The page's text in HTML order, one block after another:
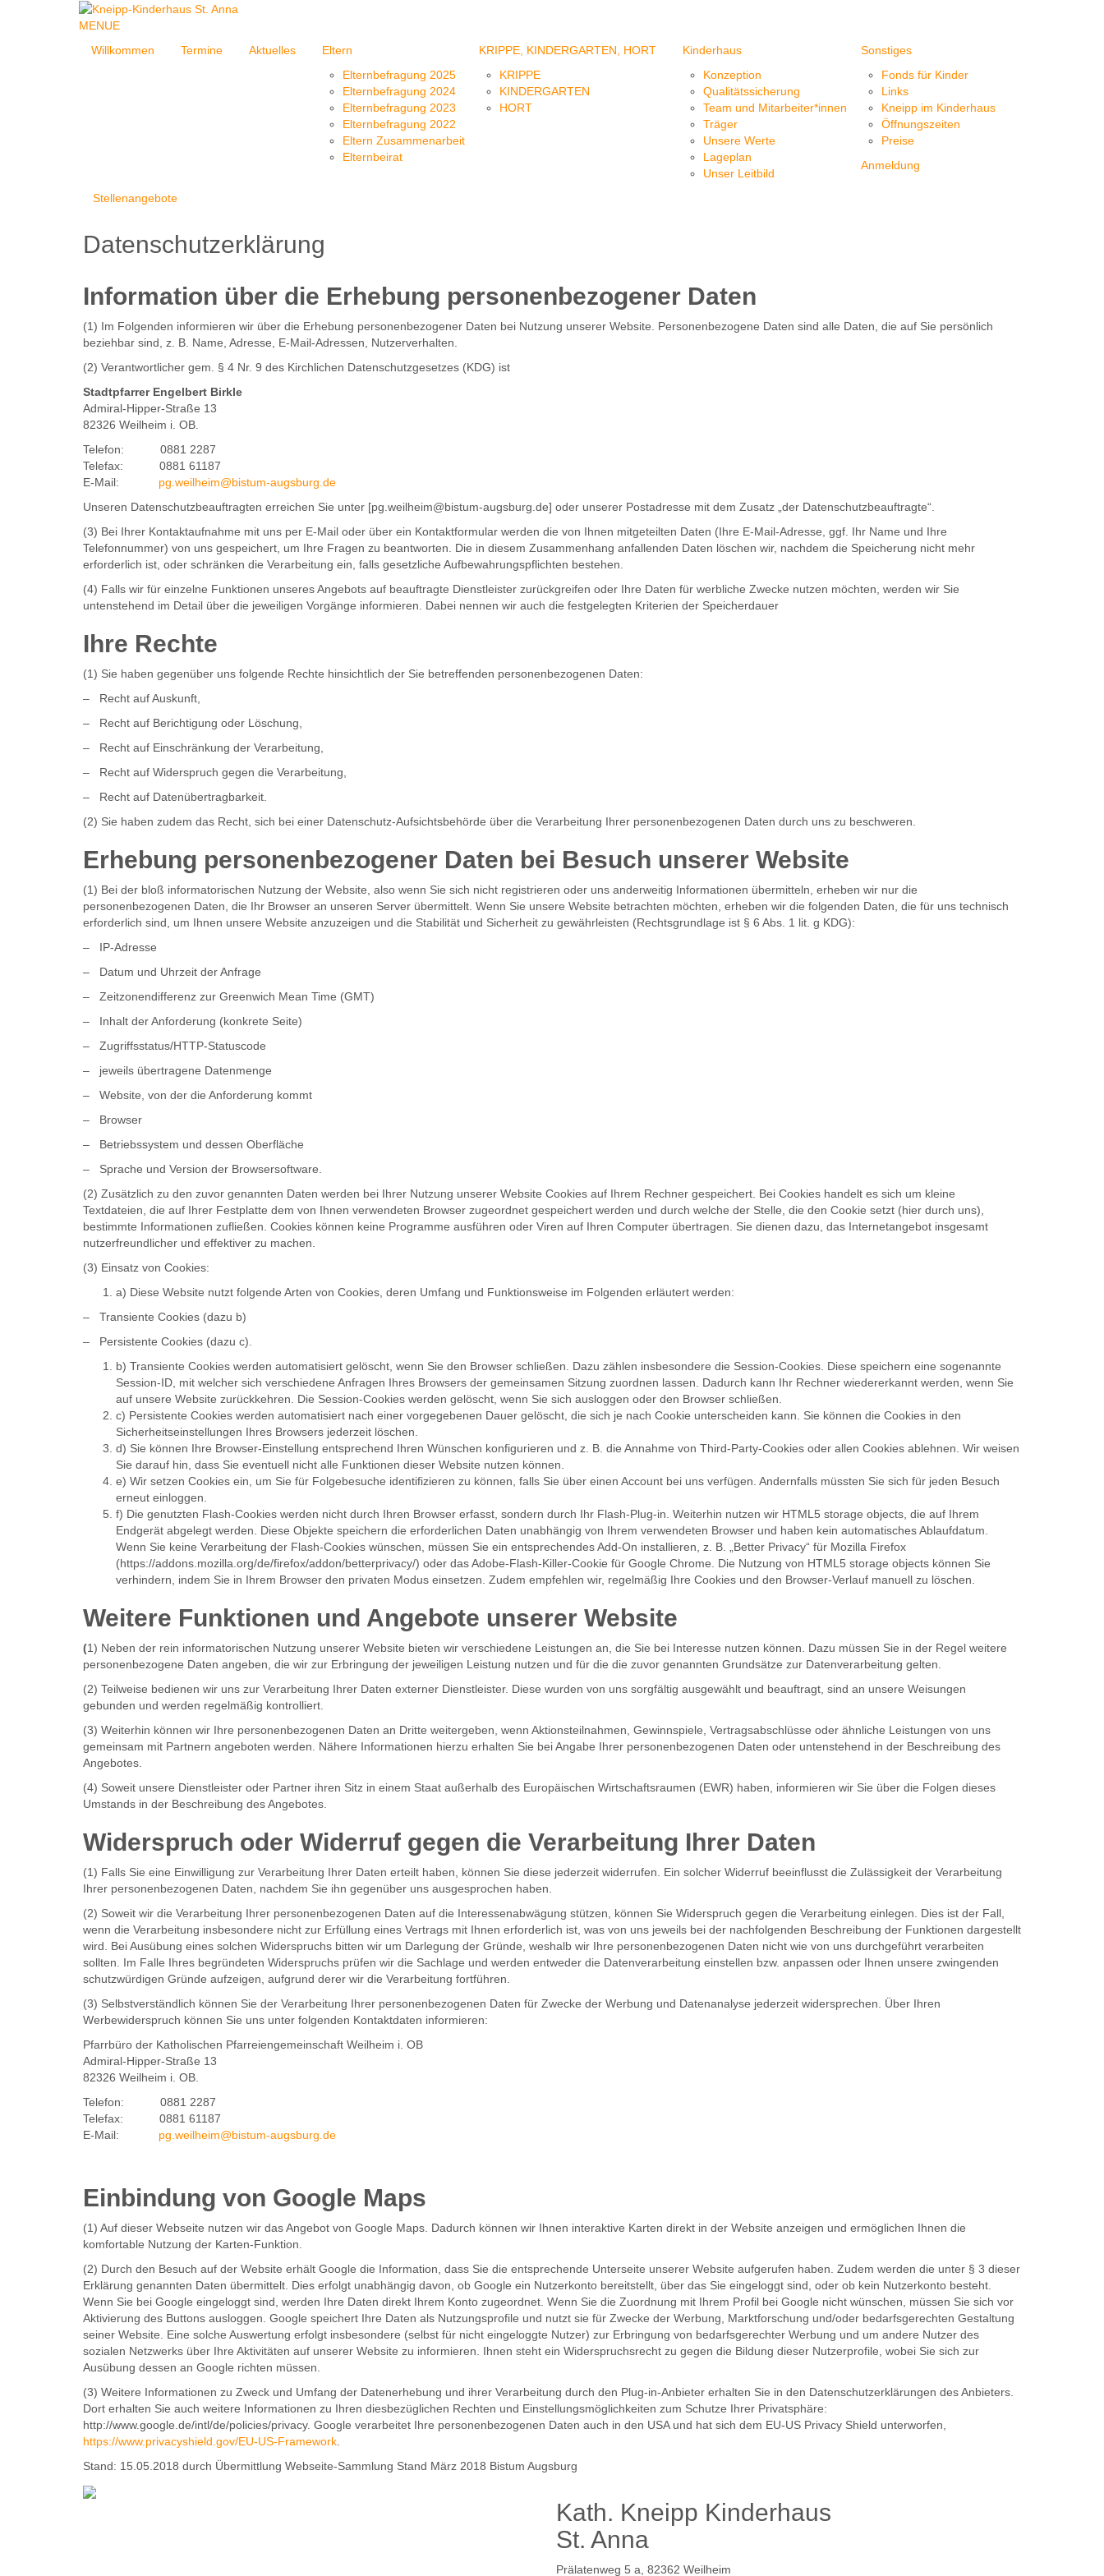
MENUE
Willkommen
Termine Aktuelles
Eltern
Elternbefragung 2025
Elternbefragung 2024
Elternbefragung 2023
Elternbefragung 2022
Eltern Zusammenarbeit
Elternbeirat
KRIPPE, KINDERGARTEN, HORT
KRIPPE
KINDERGARTEN
HORT
Kinderhaus
Konzeption
Qualitätssicherung
Team und Mitarbeiter*innen
Träger
Unsere Werte
Lageplan
Unser Leitbild
Sonstiges
Fonds für Kinder
Links
Kneipp im Kinderhaus
Öffnungszeiten
Preise
Anmeldung
Stellenangebote
Datenschutzerklärung
Information über die Erhebung personenbezogener Daten
(1) Im Folgenden informieren wir über die Erhebung personenbezogener Daten bei Nutzung unserer Website. Personenbezogene Daten sind alle Daten, die auf Sie persönlich
beziehbar sind, z. B. Name, Adresse, E-Mail-Adressen, Nutzerverhalten.
(2) Verantwortlicher gem. § 4 Nr. 9 des Kirchlichen Datenschutzgesetzes (KDG) ist
Stadtpfarrer Engelbert Birkle
Admiral-Hipper-Straße 13
82326 Weilheim i. OB.
Telefon: 0881 2287
Telefax: 0881 61187
E-Mail: pg.weilheim@bistum-augsburg.de
Unseren Datenschutzbeauftragten erreichen Sie unter [pg.weilheim@bistum-augsburg.de] oder unserer Postadresse mit dem Zusatz „der Datenschutzbeauftragte“.
(3) Bei Ihrer Kontaktaufnahme mit uns per E-Mail oder über ein Kontaktformular werden die von Ihnen mitgeteilten Daten (Ihre E-Mail-Adresse, ggf. Ihr Name und Ihre
Telefonnummer) von uns gespeichert, um Ihre Fragen zu beantworten. Die in diesem Zusammenhang anfallenden Daten löschen wir, nachdem die Speicherung nicht mehr
erforderlich ist, oder schränken die Verarbeitung ein, falls gesetzliche Aufbewahrungspflichten bestehen.
(4) Falls wir für einzelne Funktionen unseres Angebots auf beauftragte Dienstleister zurückgreifen oder Ihre Daten für werbliche Zwecke nutzen möchten, werden wir Sie
untenstehend im Detail über die jeweiligen Vorgänge informieren. Dabei nennen wir auch die festgelegten Kriterien der Speicherdauer
Ihre Rechte
(1) Sie haben gegenüber uns folgende Rechte hinsichtlich der Sie betreffenden personenbezogenen Daten:
– Recht auf Auskunft,
– Recht auf Berichtigung oder Löschung,
– Recht auf Einschränkung der Verarbeitung,
– Recht auf Widerspruch gegen die Verarbeitung,
– Recht auf Datenübertragbarkeit.
(2) Sie haben zudem das Recht, sich bei einer Datenschutz-Aufsichtsbehörde über die Verarbeitung Ihrer personenbezogenen Daten durch uns zu beschweren.
Erhebung personenbezogener Daten bei Besuch unserer Website
(1) Bei der bloß informatorischen Nutzung der Website, also wenn Sie sich nicht registrieren oder uns anderweitig Informationen übermitteln, erheben wir nur die
personenbezogenen Daten, die Ihr Browser an unseren Server übermittelt. Wenn Sie unsere Website betrachten möchten, erheben wir die folgenden Daten, die für uns technisch
erforderlich sind, um Ihnen unsere Website anzuzeigen und die Stabilität und Sicherheit zu gewährleisten (Rechtsgrundlage ist § 6 Abs. 1 lit. g KDG):
– IP-Adresse
– Datum und Uhrzeit der Anfrage
– Zeitzonendifferenz zur Greenwich Mean Time (GMT)
– Inhalt der Anforderung (konkrete Seite)
– Zugriffsstatus/HTTP-Statuscode
– jeweils übertragene Datenmenge
– Website, von der die Anforderung kommt
– Browser
– Betriebssystem und dessen Oberfläche
– Sprache und Version der Browsersoftware.
(2) Zusätzlich zu den zuvor genannten Daten werden bei Ihrer Nutzung unserer Website Cookies auf Ihrem Rechner gespeichert. Bei Cookies handelt es sich um kleine
Textdateien, die auf Ihrer Festplatte dem von Ihnen verwendeten Browser zugeordnet gespeichert werden und durch welche der Stelle, die den Cookie setzt (hier durch uns),
bestimmte Informationen zufließen. Cookies können keine Programme ausführen oder Viren auf Ihren Computer übertragen. Sie dienen dazu, das Internetangebot insgesamt
nutzerfreundlicher und effektiver zu machen.
(3) Einsatz von Cookies:
a) Diese Website nutzt folgende Arten von Cookies, deren Umfang und Funktionsweise im Folgenden erläutert werden:
– Transiente Cookies (dazu b)
– Persistente Cookies (dazu c).
b) Transiente Cookies werden automatisiert gelöscht, wenn Sie den Browser schließen. Dazu zählen insbesondere die Session-Cookies. Diese speichern eine sogenannte
Session-ID, mit welcher sich verschiedene Anfragen Ihres Browsers der gemeinsamen Sitzung zuordnen lassen. Dadurch kann Ihr Rechner wiedererkannt werden, wenn Sie
auf unsere Website zurückkehren. Die Session-Cookies werden gelöscht, wenn Sie sich ausloggen oder den Browser schließen.
c) Persistente Cookies werden automatisiert nach einer vorgegebenen Dauer gelöscht, die sich je nach Cookie unterscheiden kann. Sie können die Cookies in den
Sicherheitseinstellungen Ihres Browsers jederzeit löschen.
d) Sie können Ihre Browser-Einstellung entsprechend Ihren Wünschen konfigurieren und z. B. die Annahme von Third-Party-Cookies oder allen Cookies ablehnen. Wir weisen
Sie darauf hin, dass Sie eventuell nicht alle Funktionen dieser Website nutzen können.
e) Wir setzen Cookies ein, um Sie für Folgebesuche identifizieren zu können, falls Sie über einen Account bei uns verfügen. Andernfalls müssten Sie sich für jeden Besuch
erneut einloggen.
f) Die genutzten Flash-Cookies werden nicht durch Ihren Browser erfasst, sondern durch Ihr Flash-Plug-in. Weiterhin nutzen wir HTML5 storage objects, die auf Ihrem
Endgerät abgelegt werden. Diese Objekte speichern die erforderlichen Daten unabhängig von Ihrem verwendeten Browser und haben kein automatisches Ablaufdatum.
Wenn Sie keine Verarbeitung der Flash-Cookies wünschen, müssen Sie ein entsprechendes Add-On installieren, z. B. „Better Privacy“ für Mozilla Firefox
(https://addons.mozilla.org/de/firefox/addon/betterprivacy/) oder das Adobe-Flash-Killer-Cookie für Google Chrome. Die Nutzung von HTML5 storage objects können Sie
verhindern, indem Sie in Ihrem Browser den privaten Modus einsetzen. Zudem empfehlen wir, regelmäßig Ihre Cookies und den Browser-Verlauf manuell zu löschen.
Weitere Funktionen und Angebote unserer Website
(1) Neben der rein informatorischen Nutzung unserer Website bieten wir verschiedene Leistungen an, die Sie bei Interesse nutzen können. Dazu müssen Sie in der Regel weitere
personenbezogene Daten angeben, die wir zur Erbringung der jeweiligen Leistung nutzen und für die die zuvor genannten Grundsätze zur Datenverarbeitung gelten.
(2) Teilweise bedienen wir uns zur Verarbeitung Ihrer Daten externer Dienstleister. Diese wurden von uns sorgfältig ausgewählt und beauftragt, sind an unsere Weisungen
gebunden und werden regelmäßig kontrolliert.
(3) Weiterhin können wir Ihre personenbezogenen Daten an Dritte weitergeben, wenn Aktionsteilnahmen, Gewinnspiele, Vertragsabschlüsse oder ähnliche Leistungen von uns
gemeinsam mit Partnern angeboten werden. Nähere Informationen hierzu erhalten Sie bei Angabe Ihrer personenbezogenen Daten oder untenstehend in der Beschreibung des
Angebotes.
(4) Soweit unsere Dienstleister oder Partner ihren Sitz in einem Staat außerhalb des Europäischen Wirtschaftsraumen (EWR) haben, informieren wir Sie über die Folgen dieses
Umstands in der Beschreibung des Angebotes.
Widerspruch oder Widerruf gegen die Verarbeitung Ihrer Daten
(1) Falls Sie eine Einwilligung zur Verarbeitung Ihrer Daten erteilt haben, können Sie diese jederzeit widerrufen. Ein solcher Widerruf beeinflusst die Zulässigkeit der Verarbeitung
Ihrer personenbezogenen Daten, nachdem Sie ihn gegenüber uns ausgesprochen haben.
(2) Soweit wir die Verarbeitung Ihrer personenbezogenen Daten auf die Interessenabwägung stützen, können Sie Widerspruch gegen die Verarbeitung einlegen. Dies ist der Fall,
wenn die Verarbeitung insbesondere nicht zur Erfüllung eines Vertrags mit Ihnen erforderlich ist, was von uns jeweils bei der nachfolgenden Beschreibung der Funktionen dargestellt
wird. Bei Ausübung eines solchen Widerspruchs bitten wir um Darlegung der Gründe, weshalb wir Ihre personenbezogenen Daten nicht wie von uns durchgeführt verarbeiten
sollten. Im Falle Ihres begründeten Widerspruchs prüfen wir die Sachlage und werden entweder die Datenverarbeitung einstellen bzw. anpassen oder Ihnen unsere zwingenden
schutzwürdigen Gründe aufzeigen, aufgrund derer wir die Verarbeitung fortführen.
(3) Selbstverständlich können Sie der Verarbeitung Ihrer personenbezogenen Daten für Zwecke der Werbung und Datenanalyse jederzeit widersprechen. Über Ihren
Werbewiderspruch können Sie uns unter folgenden Kontaktdaten informieren:
Pfarrbüro der Katholischen Pfarreiengemeinschaft Weilheim i. OB
Admiral-Hipper-Straße 13
82326 Weilheim i. OB.
Telefon: 0881 2287
Telefax: 0881 61187
E-Mail: pg.weilheim@bistum-augsburg.de
Einbindung von Google Maps
(1) Auf dieser Webseite nutzen wir das Angebot von Google Maps. Dadurch können wir Ihnen interaktive Karten direkt in der Website anzeigen und ermöglichen Ihnen die
komfortable Nutzung der Karten-Funktion.
(2) Durch den Besuch auf der Website erhält Google die Information, dass Sie die entsprechende Unterseite unserer Website aufgerufen haben. Zudem werden die unter § 3 dieser
Erklärung genannten Daten übermittelt. Dies erfolgt unabhängig davon, ob Google ein Nutzerkonto bereitstellt, über das Sie eingeloggt sind, oder ob kein Nutzerkonto besteht.
Wenn Sie bei Google eingeloggt sind, werden Ihre Daten direkt Ihrem Konto zugeordnet. Wenn Sie die Zuordnung mit Ihrem Profil bei Google nicht wünschen, müssen Sie sich vor
Aktivierung des Buttons ausloggen. Google speichert Ihre Daten als Nutzungsprofile und nutzt sie für Zwecke der Werbung, Marktforschung und/oder bedarfsgerechten Gestaltung
seiner Website. Eine solche Auswertung erfolgt insbesondere (selbst für nicht eingeloggte Nutzer) zur Erbringung von bedarfsgerechter Werbung und um andere Nutzer des
sozialen Netzwerks über Ihre Aktivitäten auf unserer Website zu informieren. Ihnen steht ein Widerspruchsrecht zu gegen die Bildung dieser Nutzerprofile, wobei Sie sich zur
Ausübung dessen an Google richten müssen.
(3) Weitere Informationen zu Zweck und Umfang der Datenerhebung und ihrer Verarbeitung durch den Plug-in-Anbieter erhalten Sie in den Datenschutzerklärungen des Anbieters.
Dort erhalten Sie auch weitere Informationen zu Ihren diesbezüglichen Rechten und Einstellungsmöglichkeiten zum Schutze Ihrer Privatsphäre:
http://www.google.de/intl/de/policies/privacy. Google verarbeitet Ihre personenbezogenen Daten auch in den USA und hat sich dem EU-US Privacy Shield unterworfen,
https://www.privacyshield.gov/EU-US-Framework.
Stand: 15.05.2018 durch Übermittlung Webseite-Sammlung Stand März 2018 Bistum Augsburg
Kath. Kneipp Kinderhaus
St. Anna
Prälatenweg 5 a, 82362 Weilheim